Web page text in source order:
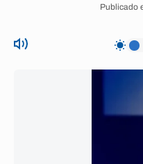
Publicado